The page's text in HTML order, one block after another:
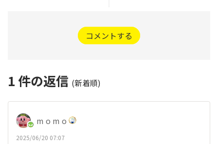
コメントする
1 件の返信 (新着順)
m o m o
2025/06/20 07:07